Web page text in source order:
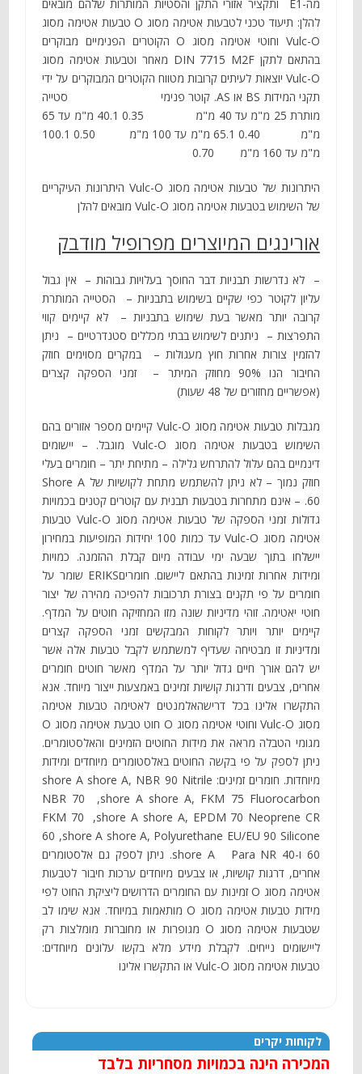
מה-E1 ותקציר אזורי התקן והסטיות המותרות שלהם מובאים
להלן: תיעוד טכני לטבעות אטימה מסוג O טבעות אטימה מסוג
Vulc-O וחוטי אטימה מסוג O הקוטרים הפנימיים מבוקרים
בהתאם לתקן DIN 7715 M2F מאחר וטבעות אטימה מסוג
Vulc-O יוצאות לעיתים קרובות מטווח הקוטרים המבוקרים על ידי
תקני המידות BS או AS. קוטר פנימי סטייה
מותרת 25 מ"מ עד 40 מ"מ 0.35 40.1 מ"מ עד 65
מ"מ 0.40 65.1 מ"מ עד 100 מ"מ 0.50 100.1
מ"מ עד 160 מ"מ 0.70
היתרונות של טבעות אטימה מסוג Vulc-O היתרונות העיקריים
של השימוש בטבעות אטימה מסוג Vulc-O מובאים להלן
אורינגים המיוצרים מפרופיל מודבק
– לא נדרשות תבניות דבר החוסך בעלויות גבוהות – אין גבול
עליון לקוטר כפי שקיים בשימוש בתבניות – הסטייה המותרת
קרובה יותר מאשר בעת שימוש בתבניות – לא קיימים קווי
התפרצות – ניתנים לשימוש בבתי מכללים סטנדרטיים – ניתן
להזמין צורות אחרות חוץ מעגולות – במקרים מסוימים חוזק
החיבור הנו 90% מחוזק המיתר – זמני הספקה קצרים
(אפשריים מחזורים של 48 שעות)
מגבלות טבעות אטימה מסוג Vulc-O קיימים מספר אזורים בהם
השימוש בטבעות אטימה מסוג Vulc-O מוגבל. – יישומים
דינמיים בהם עלול להתרחש גלילה – מתיחת יתר – חומרים בעלי
חוזק נמוך – לא ניתן להשתמש מתחת לקושיות של Shore A
60. – אינם מתחרות בטבעות תבנית עם קוטרים קטנים בכמויות
גדולות זמני הספקה של טבעות אטימה מסוג Vulc-O טבעות
אטימה מסוג Vulc-O עד כמות 100 יחידות המופיעות במחירון
יישלחו בתוך שבעה ימי עבודה מיום קבלת ההזמנה. כמויות
ומידות אחרות זמינות בהתאם ליישום. חומריםERIKS שומר על
חומרים על פי תקנים בצורת תרכובות להפיכה מהירה של יצור
חוטי יאטימה. זוהי מדיניות שונה מזו המחזיקה חוטים על המדף.
קיימים יותר ויותר לקוחות המבקשים זמני הספקה קצרים
ומדיניות זו מבטיחה שעדיף למשתמש לקבל טבעות אלה אשר
יש להם אורך חיים גדול יותר על המדף מאשר חוטים חומרים
אחרים, צבעים ודרגות קושיות זמינים באמצעות ייצור מיוחד. אנא
התקשרו אלינו בכל דרישהאלמנטים לאטימה טבעות אטימה
מסוג Vulc-O וחוטי אטימה מסוג O חוט טבעת אטימה מסוג O
מגומי הטבלה מראה את מידות החוטים הזמינים והאלסטומרים.
ניתן לספק על פי בקשה החוטים באלסטומרים מיוחדים ומידות
מיוחדות. חומרים זמינים: shore A shore A, NBR 90 Nitrile
NBR 70 ,shore A shore A, FKM 75 Fluorocarbon
FKM 70 ,shore A shore A, EPDM 70 Neoprene CR
60 ,shore A shore A, Polyurethane EU/EU 90 Silicone
60 ו-shore A Para NR 40. ניתן לספק גם אלסטומרים
אחרים, דרגות קושיות, או צבעים מיוחדים ערכות חיבור לטבעות
אטימה מסוג O זמינות עם החומרים הדרושים ליציקת החוט לפי
מידות טבעות אטימה מסוג O מותאמות במיוחד. אנא שימו לב
שטבעות אטימה מסוג O מגופרות או מחוברות מומלצות רק
ליישומים נייחים. לקבלת מידע מלא בקשו עלונים מיוחדים:
טבעות אטימה מסוג Vulc-O או התקשרו אלינו
לקוחות יקרים
המכירה הינה בכמויות מסחריות בלבד